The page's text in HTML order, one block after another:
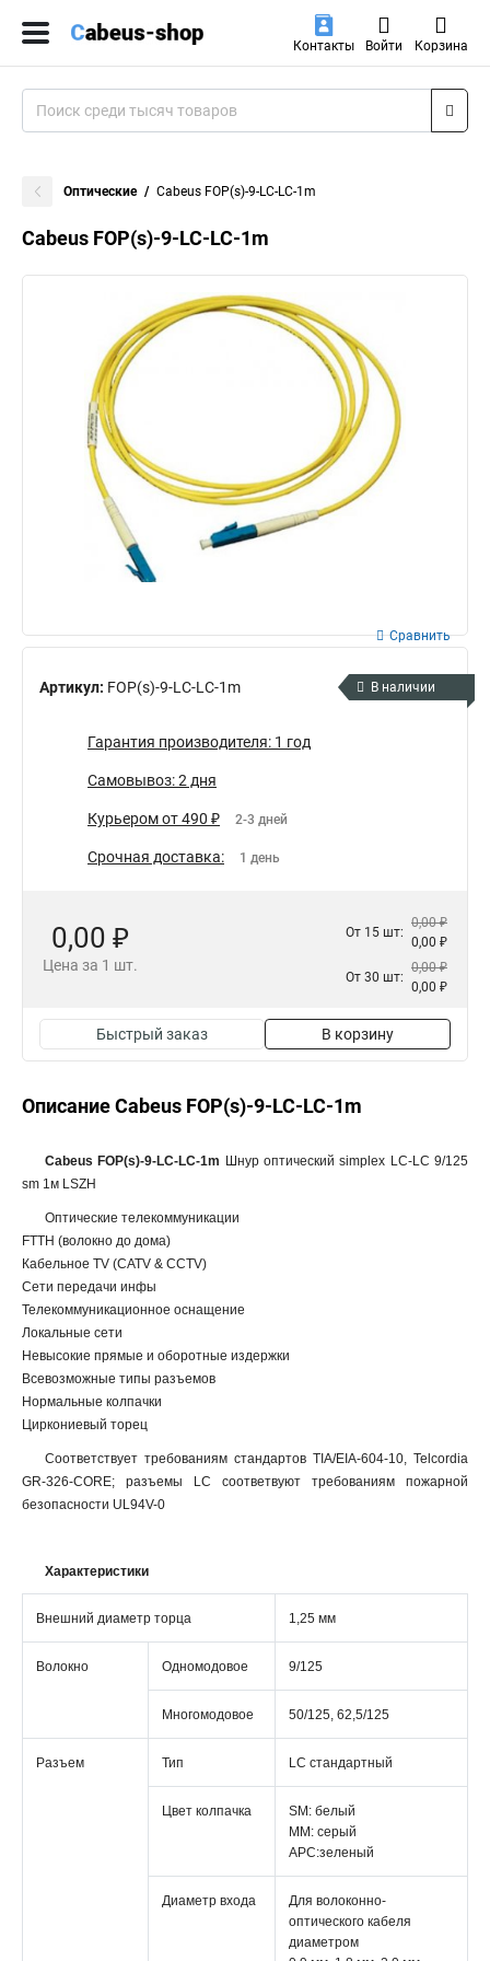
Контакты Войти Корзина
Оптические Cabeus FOP(s)-9-LC-LC-1m
Cabeus FOP(s)-9-LC-LC-1m
Артикул: FOP(s)-9-LC-LC-1m
Сравнить
В наличии
Гарантия производителя: 1 год
Самовывоз: 2 дня
Курьером от 490 ₽ 2-3 дней
Срочная доставка: 1 день
0,00 ₽
Цена за 1 шт.
От 15 шт:
0,00 ₽
0,00 ₽
От 30 шт:
0,00 ₽
0,00 ₽
Быстрый заказ В корзину
Описание Cabeus FOP(s)-9-LC-LC-1m
Cabeus FOP(s)-9-LC-LC-1m Шнур оптический simplex LC-LC 9/125
sm 1м LSZH
Оптические телекоммуникации
FTTH (волокно до дома)
Кабельное TV (CATV & CCTV)
Сети передачи инфы
Телекоммуникационное оснащение
Локальные сети
Невысокие прямые и оборотные издержки
Всевозможные типы разъемов
Нормальные колпачки
Циркониевый торец
Соответствует требованиям стандартов TIA/EIA-604-10, Telcordia
GR-326-CORE; разъемы LC соответвуют требованиям пожарной
безопасности UL94V-0
Характеристики
Внешний диаметр торца 1,25 мм
Волокно Одномодовое 9/125
Многомодовое 50/125, 62,5/125
Разъем Тип LC стандартный
Цвет колпачка
SM: белый
MM: серый
APC:зеленый
Диаметр входа
Для волоконно-
оптического кабеля
диаметром